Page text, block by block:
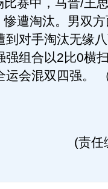
赛中，马晋/王
遭淘汰。男双
到对手淘汰无缘
强组合以2比0横
运会混双四强。
(责任